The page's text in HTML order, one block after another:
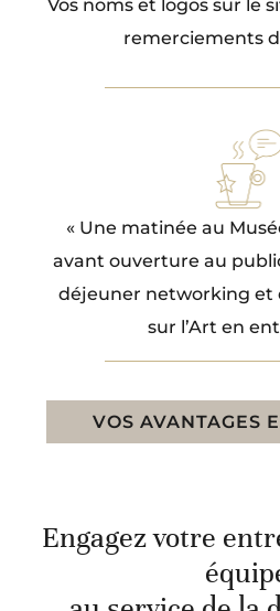
Vos noms et logos sur le
remerciements
« Une matinée au
avant ouverture au
déjeuner networking et
sur l’Art en
VOS AVANTAGES
Engagez votre